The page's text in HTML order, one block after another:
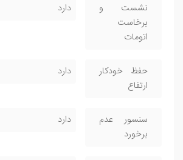
نشست و
برخاست
اتومات
دارد
حفظ خودکار
ارتفاع
دارد
سنسور عدم
برخورد
دارد